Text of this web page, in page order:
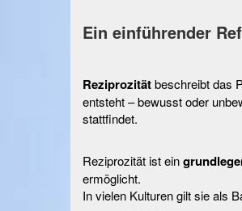
Ein einführender
Reziprozitätbeschreibt das
entsteht – bewusst oder
stattfindet.
Reziprozität ist ein
ermöglicht.
In vielen Kulturen gilt sie als